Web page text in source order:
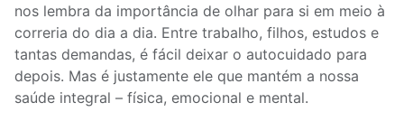
nos lembra da importância de olhar para si em meio à
correria do dia a dia. Entre trabalho, filhos, estudos e
tantas demandas, é fácil deixar o autocuidado para
depois. Mas é justamente ele que mantém a nossa
saúde integral – física, emocional e mental.